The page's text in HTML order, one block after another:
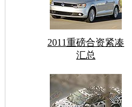
2011重磅合资紧凑
汇总